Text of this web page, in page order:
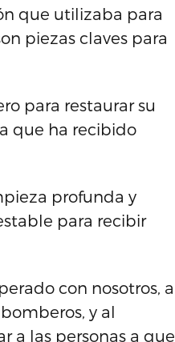
que utilizaba para
piezas claves para
para restaurar su
que ha recibido
profunda y
para recibir
con nosotros, a
y al
a las personas a que